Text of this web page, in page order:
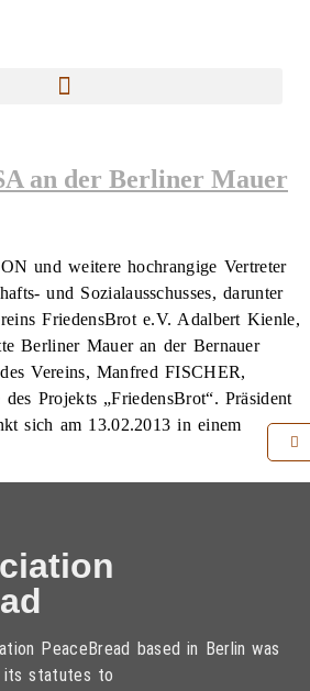
an der Berliner Mauer
und weitere hochrangige Vertreter
und Sozialausschusses, darunter
FriedensBrot e.V. Adalbert Kienle,
Berliner Mauer an der Bernauer
Vereins, Manfred FISCHER,
Projekts „FriedensBrot“. Präsident
sich am 13.02.2013 in einem
PeaceBread based in Berlin was
its statutes to